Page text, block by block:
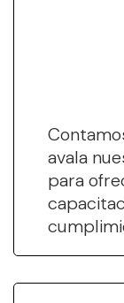
avala
para